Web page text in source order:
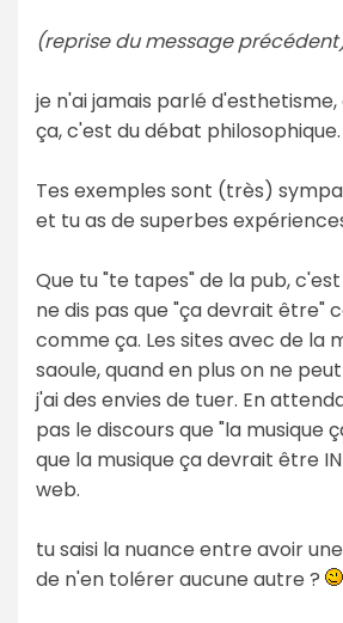
(reprise du message
je n'ai jamais parlé
ça, c'est du débat philosophique.
Tes exemples sont (très)
et tu as de superbes
Que tu "te tapes" de la pub,
ne dis pas que "ça devrait être"
comme ça. Les sites avec de la
saoule, quand en plus on ne
j'ai des envies de tuer. En
pas le discours que "la musique
que la musique ça devrait être
web.
tu saisi la nuance entre avoir
de n'en tolérer aucune autre ?